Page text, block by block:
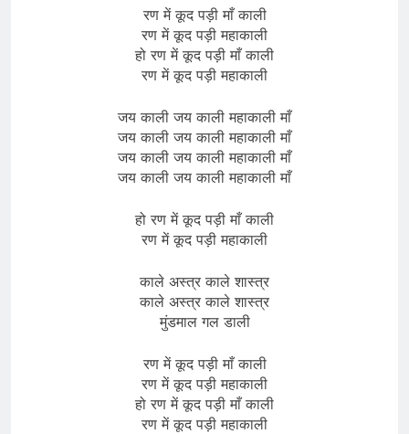
रण में कूद पड़ी माँ काली
रण में कूद पड़ी महाकाली
हो रण में कूद पड़ी माँ काली
रण में कूद पड़ी महाकाली
जय काली जय काली महाकाली माँ
जय काली जय काली महाकाली माँ
जय काली जय काली महाकाली माँ
जय काली जय काली महाकाली माँ
हो रण में कूद पड़ी माँ काली
रण में कूद पड़ी महाकाली
काले अस्त्र काले शास्त्र
काले अस्त्र काले शास्त्र
मुंडमाल गल डाली
रण में कूद पड़ी माँ काली
रण में कूद पड़ी महाकाली
हो रण में कूद पड़ी माँ काली
रण में कूद पड़ी महाकाली